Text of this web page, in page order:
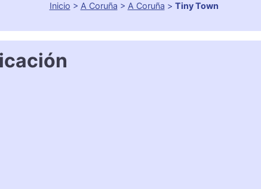
Inicio > A Coruña > A Coruña > Tiny Town